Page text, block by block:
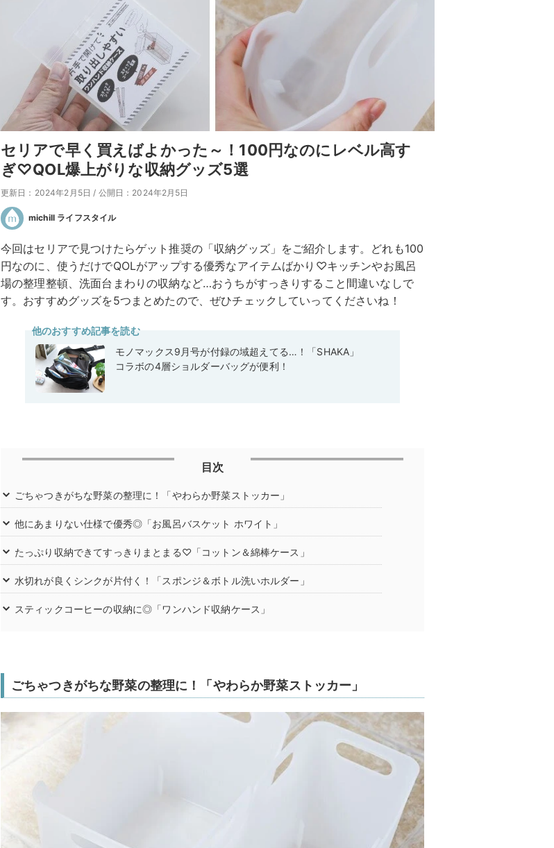
セリアで早く買えばよかった～！100円なのにレベル高す
ぎ♡QOL爆上がりな収納グッズ5選
更新日：2024年2月5日 / 公開日：2024年2月5日
michill ライフスタイル
今回はセリアで見つけたらゲット推奨の「収納グッズ」をご紹介します。どれも100
円なのに、使うだけでQOLがアップする優秀なアイテムばかり♡キッチンやお風呂
場の整理整頓、洗面台まわりの収納など…おうちがすっきりすること間違いなしで
す。おすすめグッズを5つまとめたので、ぜひチェックしていってくださいね！
他のおすすめ記事を読む
モノマックス9月号が付録の域超えてる…！「SHAKA」
コラボの4層ショルダーバッグが便利！
目次
ごちゃつきがちな野菜の整理に！「やわらか野菜ストッカー」
他にあまりない仕様で優秀◎「お風呂バスケット ホワイト」
たっぷり収納できてすっきりまとまる♡「コットン＆綿棒ケース」
水切れが良くシンクが片付く！「スポンジ＆ボトル洗いホルダー」
スティックコーヒーの収納に◎「ワンハンド収納ケース」
ごちゃつきがちな野菜の整理に！「やわらか野菜ストッカー」